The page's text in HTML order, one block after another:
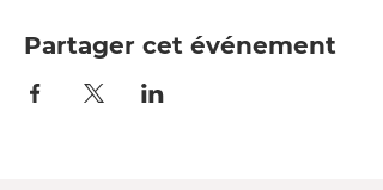
Partager cet événement